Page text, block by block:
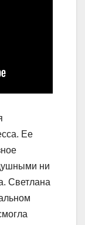
Ее
ни
Светлана